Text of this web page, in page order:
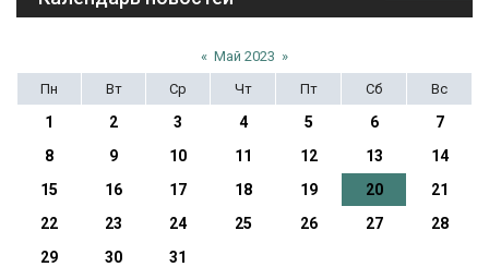
« Май 2023 »
Пн
Вт Ср Чт Пт Сб Вс
1 2 3 4 5 6
7
8
9 10 11 12 13
14
15
16 17 18 19 20
21
22
23 24 25 26 27
28
29
30 31